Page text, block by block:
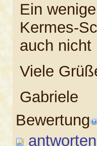
Ein
Kermes-
auch
Viele
Gabriele
Bewertung
antworten